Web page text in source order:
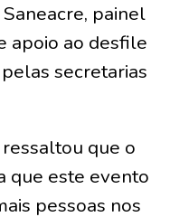
painel
apoio ao desfile
pelas secretarias
que o
que este evento
pessoas nos